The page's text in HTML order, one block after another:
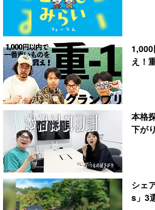
え！
本格
下が
シェ
s」3